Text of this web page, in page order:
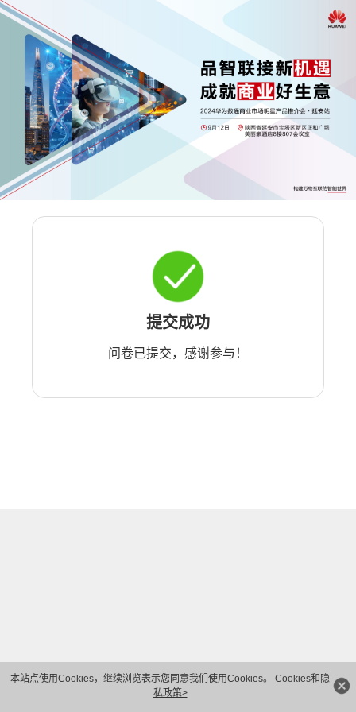
本站点使用Cookies，继续浏览表示您同意我们使用Cookies。 Cookies和隐
私政策>
提交成功
问卷已提交，感谢参与！